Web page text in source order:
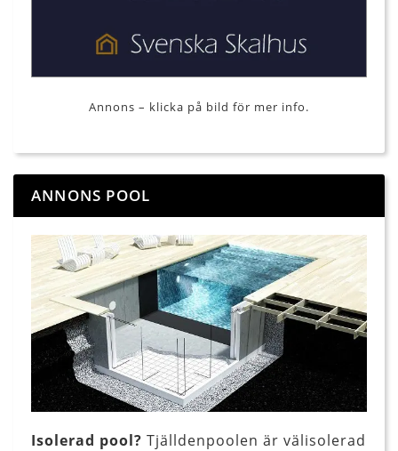
Annons – klicka på bild för mer info.
ANNONS POOL
Isolerad pool? Tjälldenpoolen är välisolerad